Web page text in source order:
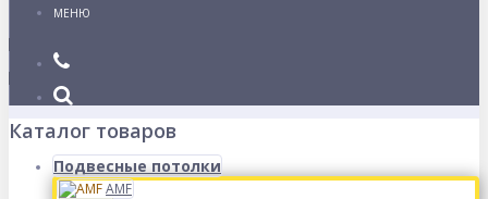
МЕНЮ
Каталог товаров
Подвесные потолки
AMF